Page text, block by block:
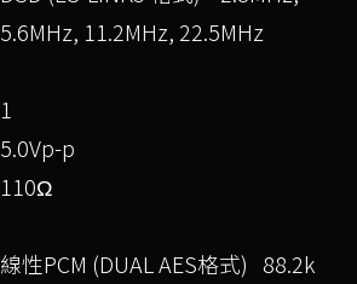
5.6MHz, 11.2MHz, 22.5MHz
1
5.0Vp-p
110Ω
線性PCM (DUAL AES格式) 88.2k